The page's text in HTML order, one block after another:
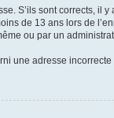
S’ils sont corrects, il
de 13 ans lors de
ou par un
une adresse